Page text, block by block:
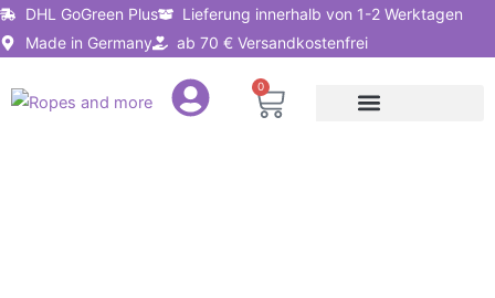
Zum
Inhalt
DHL GoGreen Plus
Lieferung innerhalb von 1-2 Werktagen
Made in Germany
ab 70 € Versandkostenfrei
0
Warenkorb